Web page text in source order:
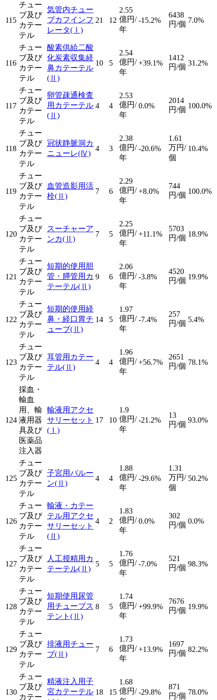
115
チュー
ブ及び
カテー
テル
気管内チュー
ブカフインフ
レータ(Ⅰ)
21 12
2.55
億円/
年
-15.2%
6438
円/個 7.0%
116
チュー
ブ及び
カテー
テル
酸素供給二酸
化炭素収集経
鼻カテーテル
(Ⅱ)
10 5
2.54
億円/
年
+39.1%
1412
円/個 31.2%
117
チュー
ブ及び
カテー
テル
卵管疎通検査
用カテーテル
(Ⅱ)
4 4
2.53
億円/
年
0.0%
2014
円/個 100.0%
118
チュー
ブ及び
カテー
テル
冠状静脈洞カ
ニューレ(Ⅳ)
4 3
2.38
億円/
年
-20.6%
1.61
万円/
個
10.4%
119
チュー
ブ及び
カテー
テル
血管造影用活
栓(Ⅱ)
7 6
2.29
億円/
年
+8.0%
744
円/個 100.0%
120
チュー
ブ及び
カテー
テル
スーチャーア
ンカ(Ⅱ)
7 5
2.25
億円/
年
+11.1%
5703
円/個 18.9%
121
チュー
ブ及び
カテー
テル
短期的使用胆
管・膵管用カ
テーテル(Ⅱ)
9 6
2.06
億円/
年
-3.8%
4520
円/個 19.9%
122
チュー
ブ及び
カテー
テル
短期的使用経
鼻・経口胃チ
ューブ(Ⅱ)
14 5
1.97
億円/
年
-7.4%
257
円/個 5.4%
123
チュー
ブ及び
カテー
テル
耳管用カテー
テル(Ⅱ)
4 4
1.96
億円/
年
+56.7%
2651
円/個 78.1%
124
採血・
輸血
用、輸
液用器
具及び
医薬品
注入器
輸液用アクセ
サリーセット
(Ⅰ)
17 10
1.9
億円/
年
-21.2%
13
円/個
93.0%
125
チュー
ブ及び
カテー
テル
子宮用バルー
ン(Ⅱ)
4 4
1.88
億円/
年
-29.6%
1.31
万円/
個
50.2%
126
チュー
ブ及び
カテー
テル
輸液・カテー
テル用アクセ
サリーセット
(Ⅱ)
4 2
1.83
億円/
年
0.0%
302
円/個 0.0%
127
チュー
ブ及び
カテー
テル
人工授精用カ
テーテル(Ⅱ)
5 5
1.76
億円/
年
-7.0%
521
円/個 98.3%
128
チュー
ブ及び
カテー
テル
短期使用尿管
用チューブス
テント (Ⅱ)
8 5
1.74
億円/
年
+99.9%
7676
円/個 19.9%
129
チュー
ブ及び
カテー
テル
排液用チュー
ブ(Ⅱ)
7 6
1.73
億円/
年
+13.9%
1697
円/個 82.2%
130
チュー
ブ及び
カテー
精液注入用子
宮カテーテル 18 15
1.68
億円/ -29.8%
871
円/個 78.0%